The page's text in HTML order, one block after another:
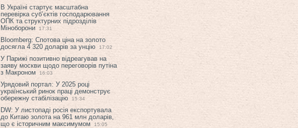
В Україні стартує масштабна
перевірка суб’єктів господарювання
ОПК та структурних підрозділів
Міноборони
17:31
Bloomberg: Спотова ціна на золото
досягла 4 320 доларів за унцію
17:02
У Парижі позитивно відреагував на
заяву москви щодо переговорів путіна
з Макроном
16:03
Урядовий портал: У 2025 році
український ринок праці демонструє
обережну стабілізацію
15:34
DW: У листопаді росія експортувала
до Китаю золота на 961 млн доларів,
що є історичним максимумом
15:05